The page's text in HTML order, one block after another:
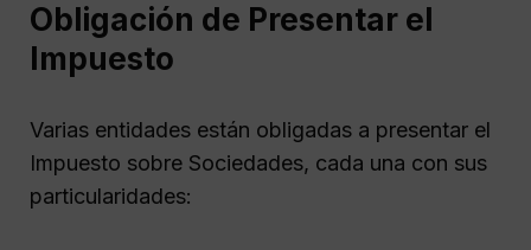
Obligación de Presentar el
Impuesto
Varias entidades están obligadas a presentar el
Impuesto sobre Sociedades, cada una con sus
particularidades: